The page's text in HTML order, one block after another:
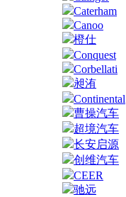
Caterham
Canoo
橙仕
Conquest
Corbellati
昶洧
Continental
曹操汽车
超境汽车
长安启源
创维汽车
CEER
驰远